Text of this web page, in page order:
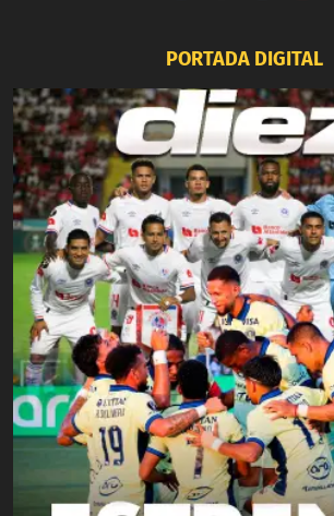
PORTADA DIGITAL